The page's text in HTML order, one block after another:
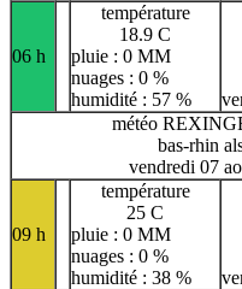
06 h
température
18.9 C
pluie : 0 MM
nuages : 0 %
humidité : 57 %
météo
bas-rhin
vendredi 07
09 h
température
25 C
pluie : 0 MM
nuages : 0 %
humidité : 38 %